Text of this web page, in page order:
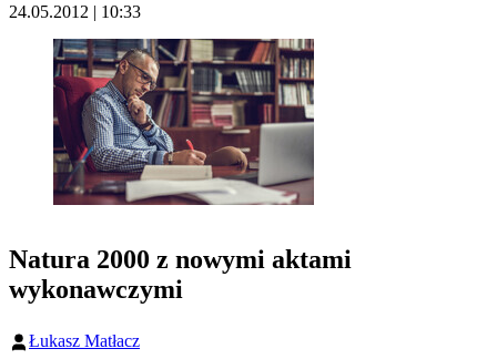
24.05.2012 | 10:33
Natura 2000 z nowymi aktami
wykonawczymi
Łukasz Matłacz